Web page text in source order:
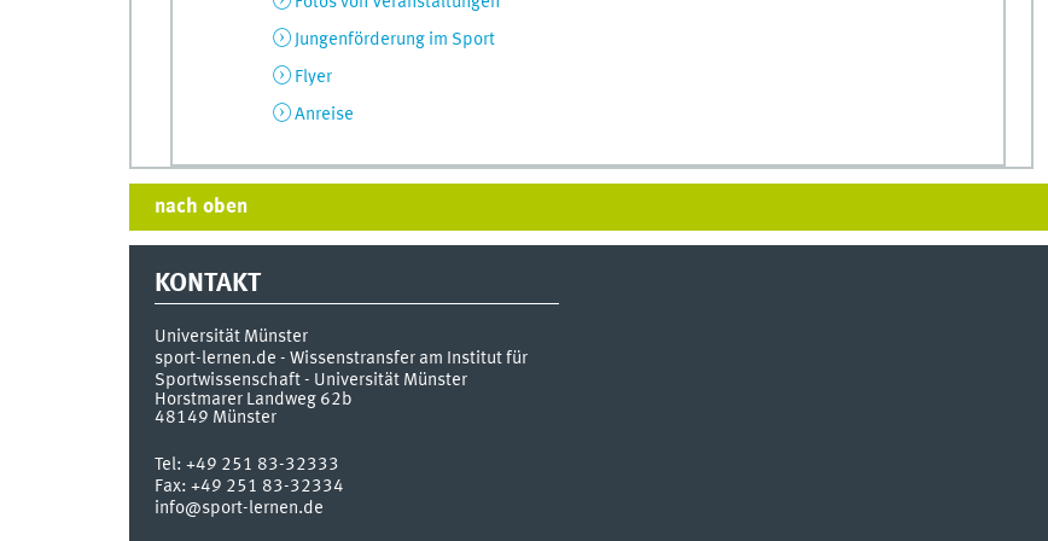
Jungenförderung im Sport
Flyer
Anreise
nach oben
KONTAKT
Universität Münster
sport-lernen.de - Wissenstransfer am Institut für
Sportwissenschaft - Universität Münster
Horstmarer Landweg 62b
48149 Münster
Tel: +49 251 83-32333
Fax: +49 251 83-32334
info@sport-lernen.de